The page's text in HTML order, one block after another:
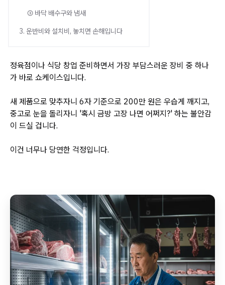
③ 바닥 배수구와 냄새
3. 운반비와 설치비, 놓치면 손해입니다
정육점이나 식당 창업 준비하면서 가장 부담스러운 장비 중 하나
가 바로 쇼케이스입니다.
새 제품으로 맞추자니 6자 기준으로 200만 원은 우습게 깨지고,
중고로 눈을 돌리자니 '혹시 금방 고장 나면 어쩌지?' 하는 불안감
이 드실 겁니다.
이건 너무나 당연한 걱정입니다.